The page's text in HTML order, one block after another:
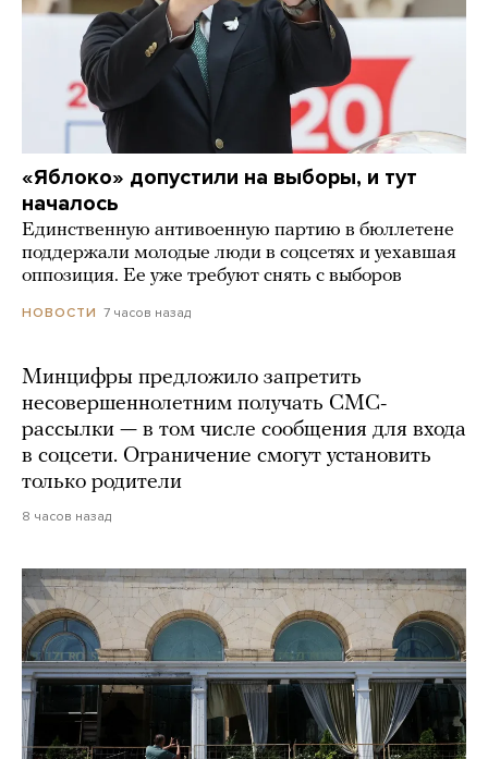
«Яблоко» допустили на выборы, и тут
началось
Единственную антивоенную партию в бюллетене
поддержали молодые люди в соцсетях и уехавшая
оппозиция. Ее уже требуют снять с выборов
НОВОСТИ 7 часов назад
Минцифры предложило запретить
несовершеннолетним получать СМС-
рассылки — в том числе сообщения для входа
в соцсети. Ограничение смогут установить
только родители
8 часов назад